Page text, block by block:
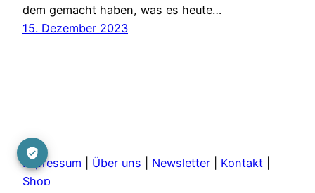
dem gemacht haben, was es heute…
15. Dezember 2023
Impressum Über uns Newsletter Kontakt
Shop